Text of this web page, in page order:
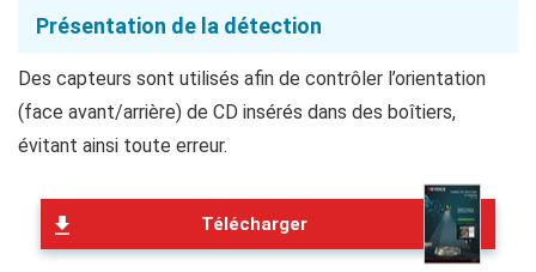
Présentation de la détection
Des capteurs sont utilisés afin de contrôler l’orientation
(face avant/arrière) de CD insérés dans des boîtiers,
évitant ainsi toute erreur.
Télécharger